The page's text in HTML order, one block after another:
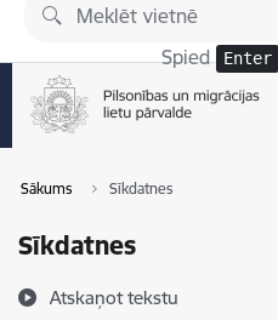
Pāriet uz lapas saturu
Spied Enter
Sākums Sīkdatnes
Sīkdatnes
Atskaņot tekstu